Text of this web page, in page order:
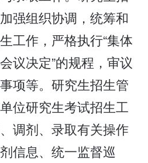
强组织协调，统筹和
工作，严格执行“集体
议决定”的规程，审议
项等。研究生招生管
位研究生考试招生工
调剂、录取有关操作
信息、统一监督巡